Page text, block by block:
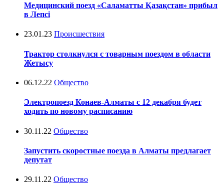
Медицинский поезд «Саламатты Қазақстан» прибыл
в Лепсі
23.01.23 Происшествия
Трактор столкнулся с товарным поездом в области
Жетысу
06.12.22 Общество
Электропоезд Конаев-Алматы с 12 декабря будет
ходить по новому расписанию
30.11.22 Общество
Запустить скоростные поезда в Алматы предлагает
депутат
29.11.22 Общество